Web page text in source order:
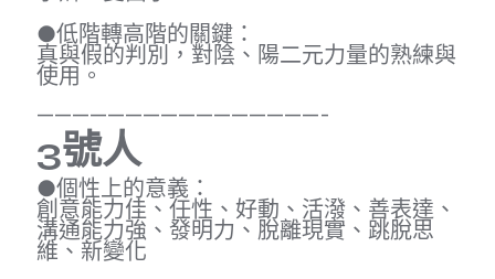
●低階轉高階的關鍵：
真與假的判別，對陰、陽二元力量的熟練與
使用。
————————————————-
3號人
●個性上的意義：
創意能力佳、任性、好動、活潑、善表達、
溝通能力強、發明力、脫離現實、跳脫思
維、新變化